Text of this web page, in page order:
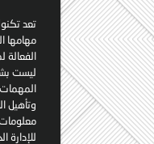
تعد
مهامها
ليست
وتأهيل
للإدارة